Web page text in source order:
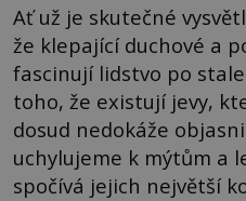
Ať už je skutečné
že klepající duchové a
fascinují lidstvo po
toho, že existují jevy,
dosud nedokáže
uchylujeme k mýtům a
spočívá jejich největší